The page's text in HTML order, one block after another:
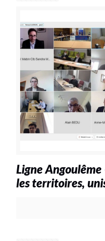
Ligne Angoulême
les territoires,